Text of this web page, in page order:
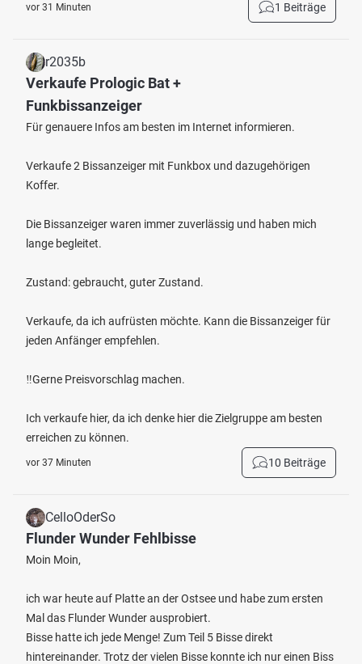
vor 31 Minuten 1 Beiträge
r2035b
Verkaufe Prologic Bat +
Funkbissanzeiger
Für genauere Infos am besten im Internet informieren.
Verkaufe 2 Bissanzeiger mit Funkbox und dazugehörigen
Koffer.
Die Bissanzeiger waren immer zuverlässig und haben mich
lange begleitet.
Zustand: gebraucht, guter Zustand.
Verkaufe, da ich aufrüsten möchte. Kann die Bissanzeiger für
jeden Anfänger empfehlen.
‼️Gerne Preisvorschlag machen.
Ich verkaufe hier, da ich denke hier die Zielgruppe am besten
erreichen zu können.
vor 37 Minuten 10 Beiträge
CelloOderSo
Flunder Wunder Fehlbisse
Moin Moin,
ich war heute auf Platte an der Ostsee und habe zum ersten
Mal das Flunder Wunder ausprobiert.
Bisse hatte ich jede Menge! Zum Teil 5 Bisse direkt
hintereinander. Trotz der vielen Bisse konnte ich nur einen Biss